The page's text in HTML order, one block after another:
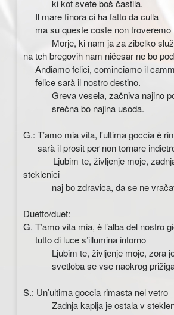
ki kot svete boš častila.
Il mare finora ci ha fatto da culla
ma su queste coste non troveremo
Morje, ki nam ja za zibelko
na teh bregovih nam ničesar ne bo
Andiamo felici, cominciamo il
felice sarà il nostro destino.
Greva vesela, začniva najino
srečna bo najina usoda.
G.: T’amo mia vita, l'ultima goccia è
sarà il prosit per non tornare
Ljubim te, življenje moje, zadnja
steklenici
naj bo zdravica, da se ne
Duetto/duet:
G. T’amo vita mia, è l’alba del nostro
tutto di luce s’illumina intorno
Ljubim te, življenje moje, zora je
svetloba se vse naokrog
S.: Un’ultima goccia rimasta nel vetro
Zadnja kaplja je ostala v